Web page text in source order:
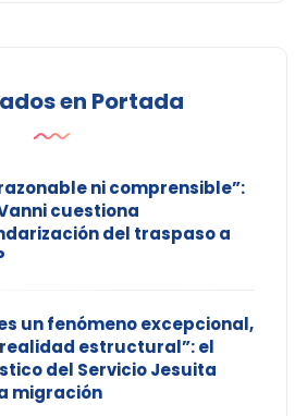
en Portada
ni comprensible”:
cuestiona
del traspaso a
un fenómeno excepcional,
estructural”: el
del Servicio Jesuita
migración